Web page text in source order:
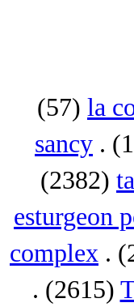
(57) la
sancy .
(2382)
esturgeon
complex .
. (2615)